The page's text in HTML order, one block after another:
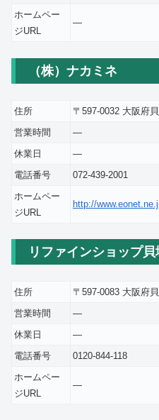
ホームペー
ジURL
―
（株）ナカミネ
住所 〒597-0032 大阪府
営業時間
―
休業日
―
電話番号
072-439-2001
ホームペー
ジURL
http://
リファインショップ貝
住所 〒597-0083 大阪府
営業時間
―
休業日
―
電話番号
0120-844-118
ホームペー
ジURL
―